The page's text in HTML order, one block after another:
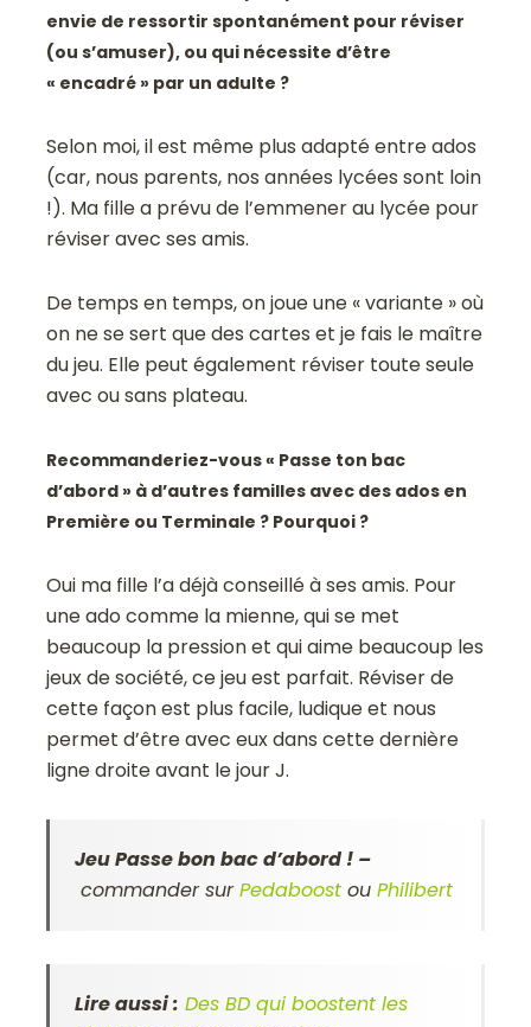
envie de ressortir spontanément pour réviser
(ou s’amuser), ou qui nécessite d’être
« encadré » par un adulte ?
Selon moi, il est même plus adapté entre ados
(car, nous parents, nos années lycées sont loin
!). Ma fille a prévu de l’emmener au lycée pour
réviser avec ses amis.
De temps en temps, on joue une « variante » où
on ne se sert que des cartes et je fais le maître
du jeu. Elle peut également réviser toute seule
avec ou sans plateau.
Recommanderiez-vous « Passe ton bac
d’abord » à d’autres familles avec des ados en
Première ou Terminale ? Pourquoi ?
Oui ma fille l’a déjà conseillé à ses amis. Pour
une ado comme la mienne, qui se met
beaucoup la pression et qui aime beaucoup les
jeux de société, ce jeu est parfait. Réviser de
cette façon est plus facile, ludique et nous
permet d’être avec eux dans cette dernière
ligne droite avant le jour J.
Jeu Passe bon bac d’abord ! –
commander surPedaboost ouPhilibert
Lire aussi : Des BD qui boostent les